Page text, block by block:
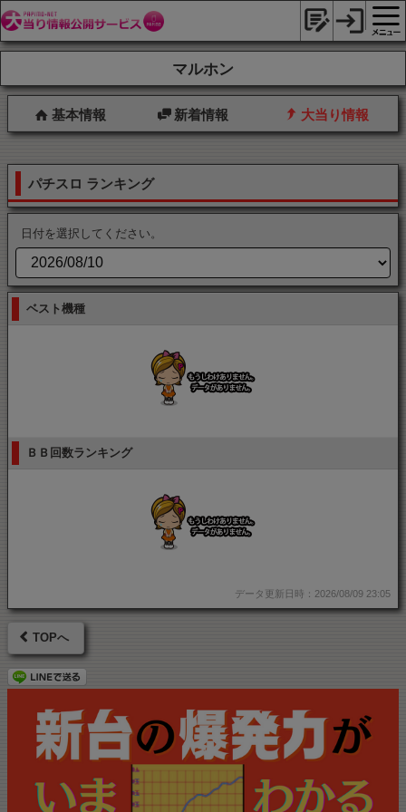
マルホン
基本情報 新着情報 大当り情報
パチスロ ランキング
日付を選択してください。
ベスト機種
ＢＢ回数ランキング
データ更新日時：2026/08/09 23:05
TOPへ